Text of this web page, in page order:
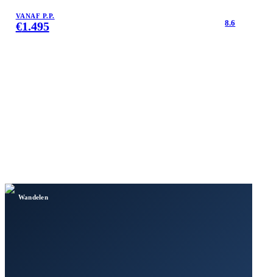
VANAF P.P.
€1.495 8.6
Wandelen